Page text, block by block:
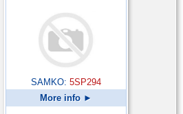
SAMKO: 5SP294
More info ►